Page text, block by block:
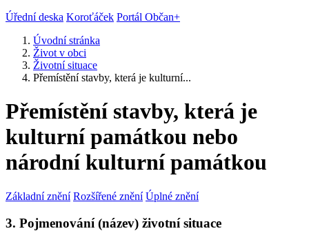
Úřední deska Koroťáček Portál Občan+
Úvodní stránka
Život v obci
Životní situace
Přemístění stavby, která je kulturní...
Přemístění stavby, která je
kulturní památkou nebo
národní kulturní památkou
Základní znění Rozšířené znění Úplné znění
3. Pojmenování (název) životní situace